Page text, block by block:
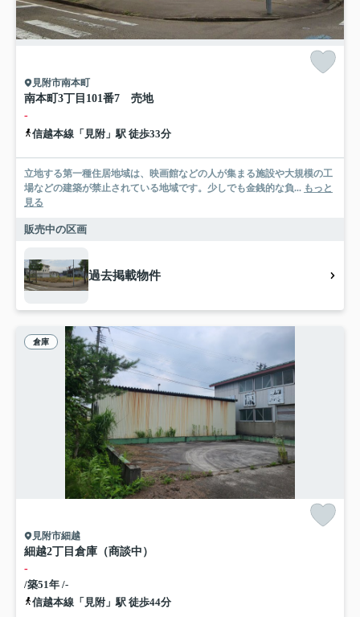
見附市南本町
南本町3丁目101番7 売地
-
信越本線「見附」駅 徒歩33分
立地する第一種住居地域は、映画館などの人が集まる施設や大規模の工
場などの建築が禁止されている地域です。少しでも金銭的な負... もっと
見る
販売中の区画
過去掲載物件
倉庫
見附市細越
細越2丁目倉庫（商談中）
-
/築51年 /-
信越本線「見附」駅 徒歩44分